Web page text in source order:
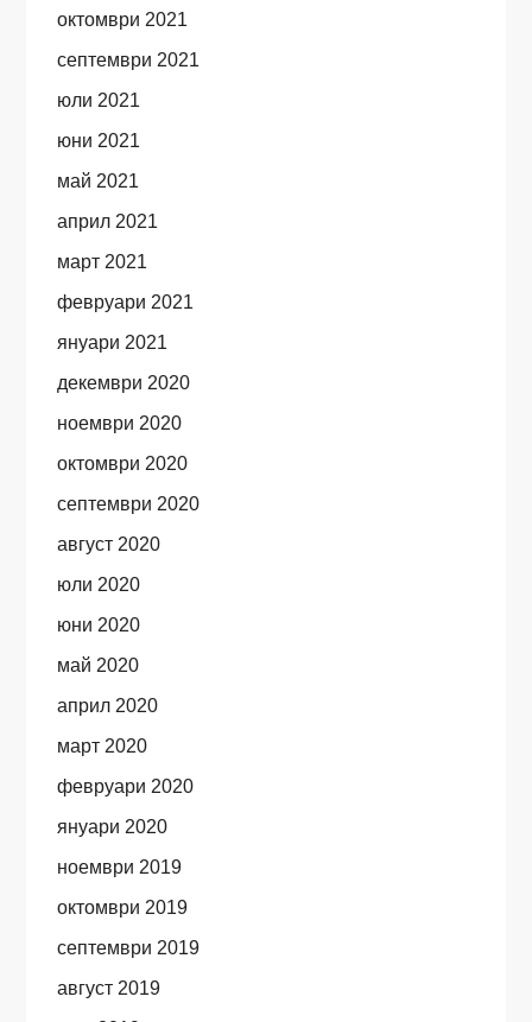
октомври 2021
септември 2021
юли 2021
юни 2021
май 2021
април 2021
март 2021
февруари 2021
януари 2021
декември 2020
ноември 2020
октомври 2020
септември 2020
август 2020
юли 2020
юни 2020
май 2020
април 2020
март 2020
февруари 2020
януари 2020
ноември 2019
октомври 2019
септември 2019
август 2019